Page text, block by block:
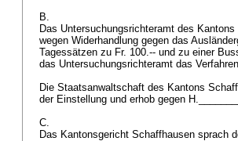
B.
Das Untersuchungsrichteramt des
wegen Widerhandlung gegen das
Tagessätzen zu Fr. 100.-- und zu einer
das Untersuchungsrichteramt das
Die Staatsanwaltschaft des Kantons
der Einstellung und erhob gegen
C.
Das Kantonsgericht Schaffhausen sprach